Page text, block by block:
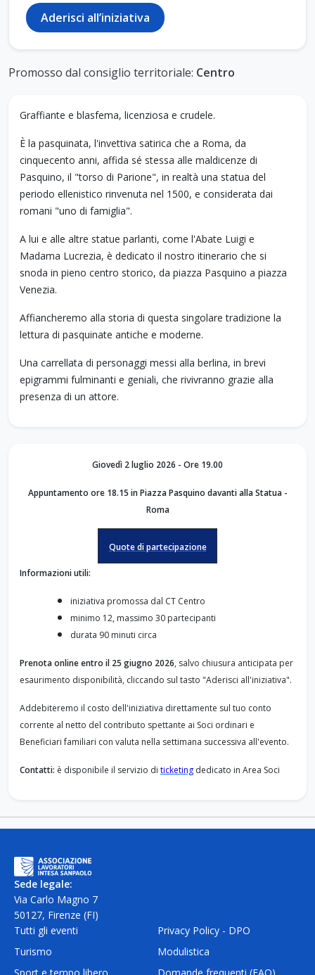
Aderisci all’iniziativa
Promosso dal consiglio territoriale: Centro
Graffiante e blasfema, licenziosa e crudele.
È la pasquinata, l'invettiva satirica che a Roma, da
cinquecento anni, affida sé stessa alle maldicenze di
Pasquino, il "torso di Parione", in realtà una statua del
periodo ellenistico rinvenuta nel 1500, e considerata dai
romani "uno di famiglia".
A lui e alle altre statue parlanti, come l'Abate Luigi e
Madama Lucrezia, è dedicato il nostro itinerario che si
snoda in pieno centro storico, da piazza Pasquino a piazza
Venezia.
Affiancheremo alla storia di questa singolare tradizione la
lettura di pasquinate antiche e moderne.
Una carrellata di personaggi messi alla berlina, in brevi
epigrammi fulminanti e geniali, che rivivranno grazie alla
presenza di un attore.
Giovedì 2 luglio 2026 - Ore 19.00
Appuntamento ore 18.15 in Piazza Pasquino davanti alla Statua -
Roma
Quote di partecipazione
Informazioni utili:
iniziativa promossa dal CT Centro
minimo 12, massimo 30 partecipanti
durata 90 minuti circa
Prenota online entro il 25 giugno 2026, salvo chiusura anticipata per
esaurimento disponibilità, cliccando sul tasto "Aderisci all'iniziativa".
Addebiteremo il costo dell'iniziativa direttamente sul tuo conto
corrente al netto del contributo spettante ai Soci ordinari e
Beneficiari familiari con valuta nella settimana successiva all'evento.
Contatti: è disponibile il servizio di ticketing dedicato in Area Soci
Sede legale:
Via Carlo Magno 7
50127, Firenze (FI)
Tutti gli eventi
Turismo
Privacy Policy - DPO
Modulistica